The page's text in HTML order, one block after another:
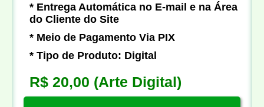
* Entrega Automática no E-mail e na Área
do Cliente do Site
* Meio de Pagamento Via PIX
* Tipo de Produto: Digital
R$ 20,00 (Arte Digital)